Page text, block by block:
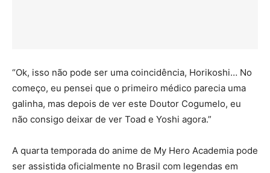
“Ok, isso não pode ser uma coincidência, Horikoshi… No
começo, eu pensei que o primeiro médico parecia uma
galinha, mas depois de ver este Doutor Cogumelo, eu
não consigo deixar de ver Toad e Yoshi agora.”
A quarta temporada do anime de My Hero Academia pode
ser assistida oficialmente no Brasil com legendas em